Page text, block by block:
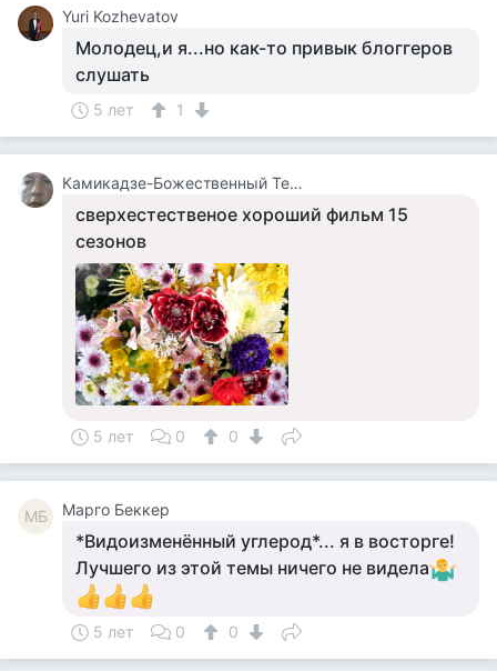
Yuri Kozhevatov
Молодец,и я...но как-то привык блоггеров
слушать
5 лет 1
Камикадзе-Божественный Теплый Ветерок
сверхестественое хороший фильм 15
сезонов
5 лет 0 0
MБ Mарго Беккер
*Видоизменённый углерод*... я в восторге!
Лучшего из этой темы ничего не видела
5 лет 0 0